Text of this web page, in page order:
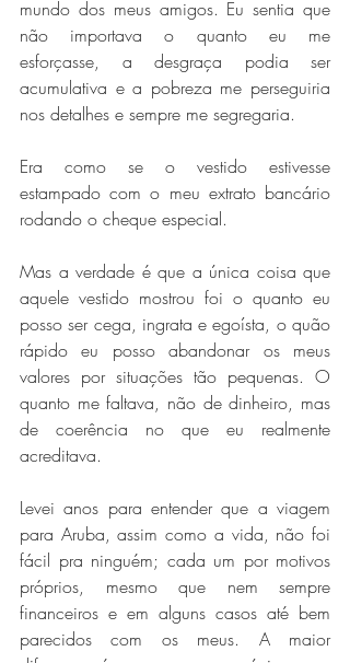
mundo dos meus amigos. Eu sentia que
não importava o quanto eu me
esforçasse, a desgraça podia ser
acumulativa e a pobreza me perseguiria
nos detalhes e sempre me segregaria.
Era como se o vestido estivesse
estampado com o meu extrato bancário
rodando o cheque especial.
Mas a verdade é que a única coisa que
aquele vestido mostrou foi o quanto eu
posso ser cega, ingrata e egoísta, o quão
rápido eu posso abandonar os meus
valores por situações tão pequenas. O
quanto me faltava, não de dinheiro, mas
de coerência no que eu realmente
acreditava.
Levei anos para entender que a viagem
para Aruba, assim como a vida, não foi
fácil pra ninguém; cada um por motivos
próprios, mesmo que nem sempre
financeiros e em alguns casos até bem
parecidos com os meus. A maior